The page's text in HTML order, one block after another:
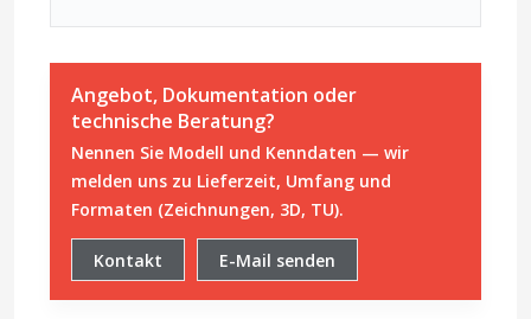
Angebot, Dokumentation oder
technische Beratung?
Nennen Sie Modell und Kenndaten — wir
melden uns zu Lieferzeit, Umfang und
Formaten (Zeichnungen, 3D, TU).
Kontakt E-Mail senden